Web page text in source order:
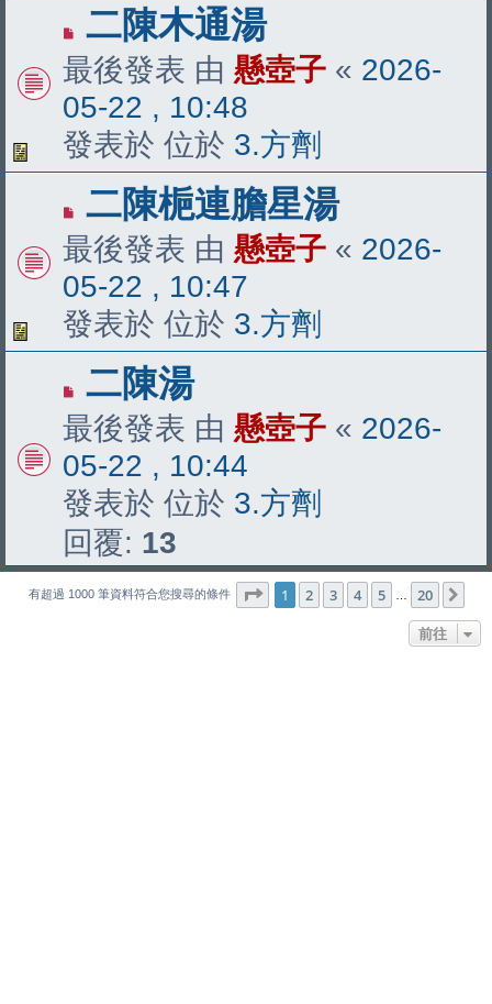
有
新
文
章
二陳木通湯
最後發表 由 懸壺子 « 2026-
05-22 , 10:48
發表於 位於 3.方劑
有
新
文
章
二陳梔連膽星湯
最後發表 由 懸壺子 « 2026-
05-22 , 10:47
發表於 位於 3.方劑
有
新
文
章
二陳湯
最後發表 由 懸壺子 « 2026-
05-22 , 10:44
發表於 位於 3.方劑
回覆: 13
有超過 1000 筆資料符合您搜尋的條件 第 1 頁 (共20 頁)
1 2 3 4 5 20
前往